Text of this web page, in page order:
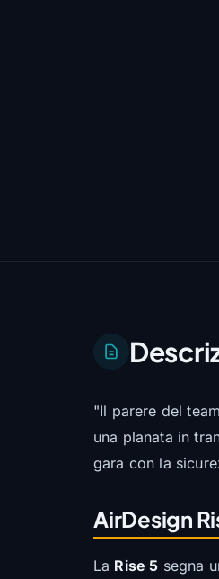
"Il parere del
una planata in
gara con la
AirDesign
La Rise 5 segna